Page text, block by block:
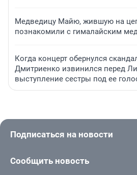
Медведицу Майю, жившую на
познакомили с гималайским
Когда концерт обернулся
Дмитриенко извинился перед
выступление сестры под ее
Подписаться на новости
Сообщить новость